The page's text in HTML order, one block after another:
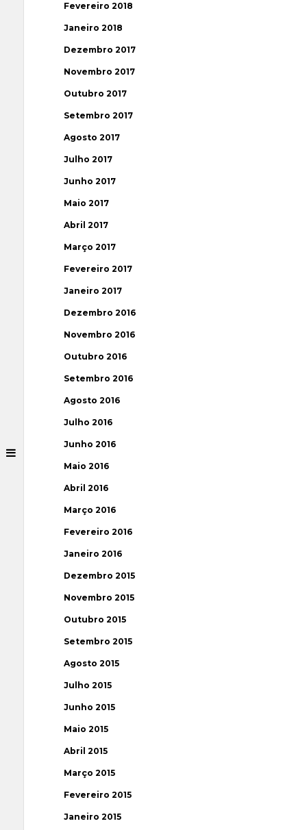
Fevereiro 2018
Janeiro 2018
Dezembro 2017
Novembro 2017
Outubro 2017
Setembro 2017
Agosto 2017
Julho 2017
Junho 2017
Maio 2017
Abril 2017
Março 2017
Fevereiro 2017
Janeiro 2017
Dezembro 2016
Novembro 2016
Outubro 2016
Setembro 2016
Agosto 2016
Julho 2016
Junho 2016
Maio 2016
Abril 2016
Março 2016
Fevereiro 2016
Janeiro 2016
Dezembro 2015
Novembro 2015
Outubro 2015
Setembro 2015
Agosto 2015
Julho 2015
Junho 2015
Maio 2015
Abril 2015
Março 2015
Fevereiro 2015
Janeiro 2015